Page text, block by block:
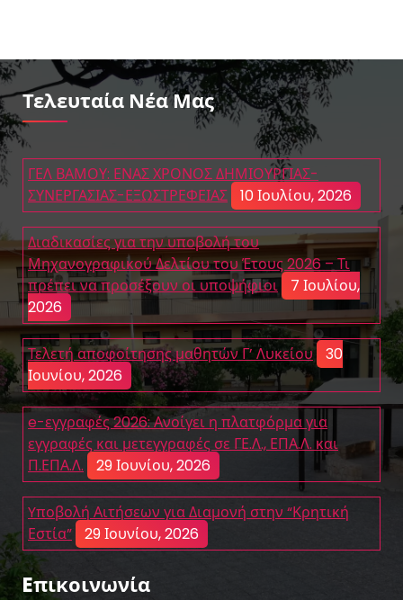
Τελευταία Νέα Μας
ΓΕΛ ΒΑΜΟΥ: ΕΝΑΣ ΧΡΟΝΟΣ ΔΗΜΙΟΥΡΓΙΑΣ-
ΣΥΝΕΡΓΑΣΙΑΣ-ΕΞΩΣΤΡΕΦΕΙΑΣ
10 Ιουλίου, 2026
Διαδικασίες για την υποβολή του
Μηχανογραφικού Δελτίου του Έτους 2026 – Τι
πρέπει να προσέξουν οι υποψήφιοι
7 Ιουλίου,
2026
Τελετή αποφοίτησης μαθητών Γ’ Λυκείου
30
Ιουνίου, 2026
e-εγγραφές 2026: Ανοίγει η πλατφόρμα για
εγγραφές και μετεγγραφές σε ΓΕ.Λ., ΕΠΑ.Λ. και
Π.ΕΠΑ.Λ.
29 Ιουνίου, 2026
Yποβολή Αιτήσεων για Διαμονή στην “Κρητική
Εστία”
29 Ιουνίου, 2026
Eπικοινωνία